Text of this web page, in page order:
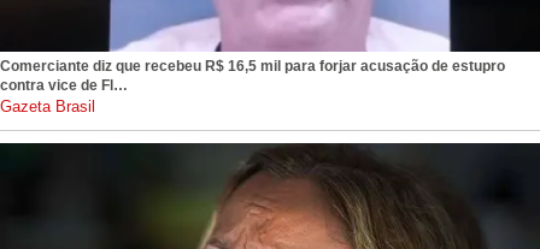
Comerciante diz que recebeu R$ 16,5 mil para forjar acusação de estupro
contra vice de Fl…
gazetabrasil.com.br